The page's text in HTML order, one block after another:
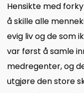
Hensikte med
å skille alle
evig liv og de som
var først å samle
medregenter, og
utgjøre den store